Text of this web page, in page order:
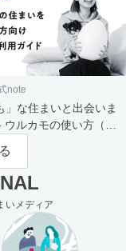
note
」な住まいと出会いま
ウルカモの使い方（買
いメディア